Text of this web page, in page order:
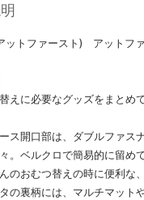
ットファースト) アットフ
えに必要なグッズをまと
ース開口部は、ダブルファ
。ベルクロで簡易的に留め
のおむつ替えの時に便利な
の裏柄には、マルチマッ